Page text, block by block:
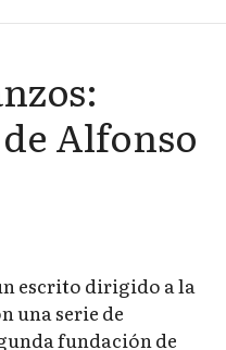
Alfonso
escrito dirigido a la
una serie de
fundación de